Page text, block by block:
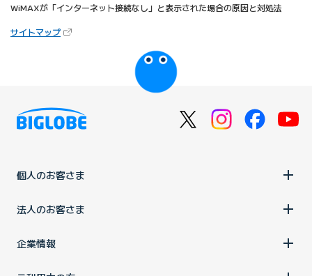
WiMAXが「インターネット接続なし」と表示された場合の原因と対処法
サイトマップ（新しいタブで開きます）
個人のお客さま
法人のお客さま
企業情報